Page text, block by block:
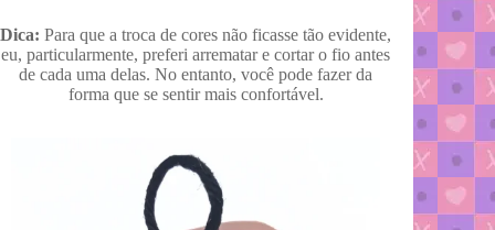
Dica: Para que a troca de cores não ficasse tão evidente,
eu, particularmente, preferi arrematar e cortar o fio antes
de cada uma delas. No entanto, você pode fazer da
forma que se sentir mais confortável.